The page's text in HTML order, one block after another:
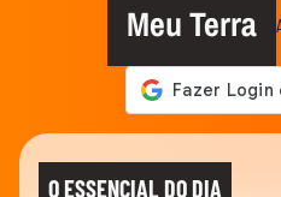
Meu Terra
O ESSENCIAL DO DIA